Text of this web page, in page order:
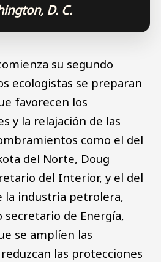
D. C.
su segundo
ecologistas se preparan
favorecen los
y la relajación de las
como el del
del Norte, Doug
del Interior, y el del
la industria petrolera,
de Energía,
se amplíen las
las protecciones